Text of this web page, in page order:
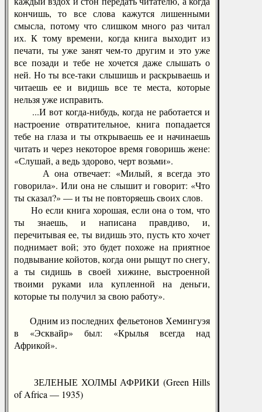
кончишь, то все слова кажутся лишенными
смысла, потому что слишком много раз читал
их. К тому времени, когда книга выходит из
печати, ты уже занят чем-то другим и это уже
все позади и тебе не хочется даже слышать о
ней. Но ты все-таки слышишь и раскрываешь и
читаешь ее и видишь все те места, которые
нельзя уже исправить.
...И вот когда-нибудь, когда не работается и
настроение отвратительное, книга попадается
тебе на глаза и ты открываешь ее и начинаешь
читать и через некоторое время говоришь жене:
«Слушай, а ведь здорово, черт возьми».
А она отвечает: «Милый, я всегда это
говорила». Или она не слышит и говорит: «Что
ты сказал?» — и ты не повторяешь своих слов.
Но если книга хорошая, если она о том, что
ты знаешь, и написана правдиво, и,
перечитывая ее, ты видишь это, пусть кто хочет
поднимает вой; это будет похоже на приятное
подвывание койотов, когда они рыщут по снегу,
а ты сидишь в своей хижине, выстроенной
твоими руками ила купленной на деньги,
которые ты получил за свою работу».
Одним из последних фельетонов Хемингуэя
в «Эсквайр» был: «Крылья всегда над
Африкой».
ЗЕЛЕНЫЕ ХОЛМЫ АФРИКИ (Green Hills
of Africa — 1935)